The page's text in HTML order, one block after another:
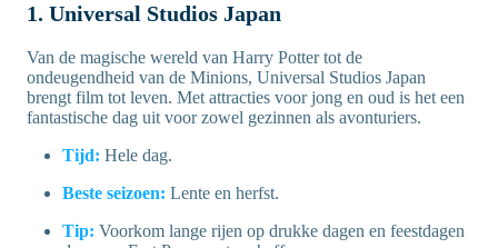
1. Universal Studios Japan
Van de magische wereld van Harry Potter tot de
ondeugendheid van de Minions, Universal Studios Japan
brengt film tot leven. Met attracties voor jong en oud is het een
fantastische dag uit voor zowel gezinnen als avonturiers.
Tijd: Hele dag.
Beste seizoen: Lente en herfst.
Tip: Voorkom lange rijen op drukke dagen en feestdagen